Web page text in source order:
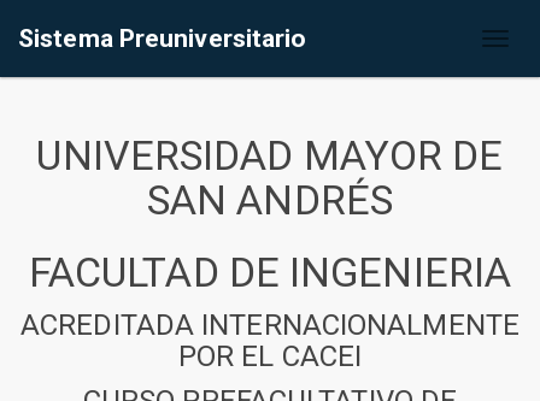
Sistema Preuniversitario
UNIVERSIDAD MAYOR DE
SAN ANDRÉS
FACULTAD DE INGENIERIA
ACREDITADA INTERNACIONALMENTE
POR EL CACEI